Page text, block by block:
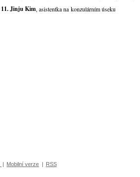
11. Jinju Kim, asistentka na konzulárním úseku
| Mobilní verze | RSS